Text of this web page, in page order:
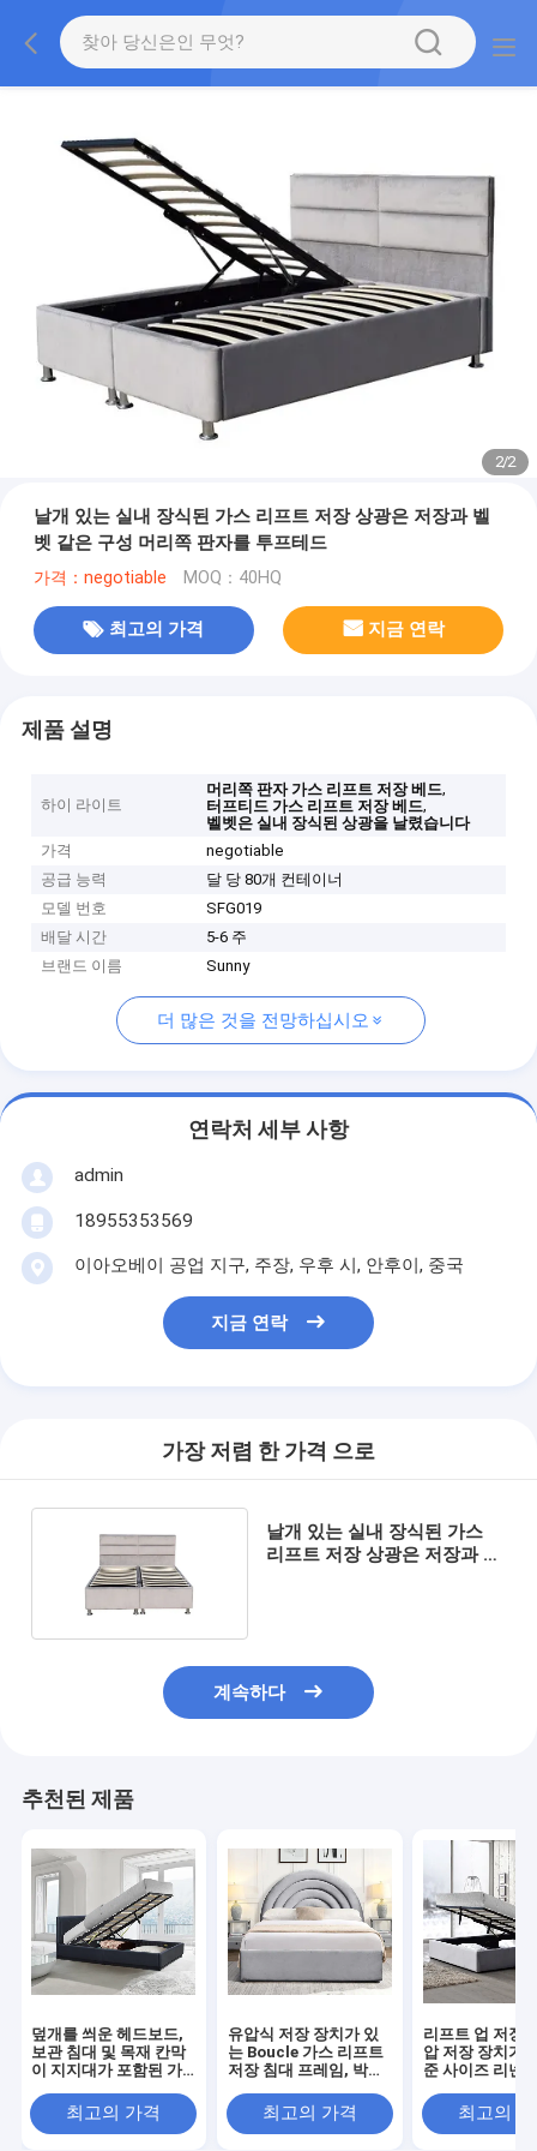
2/2
날개 있는 실내 장식된 가스 리프트 저장 상광은 저장과 벨
벳 같은 구성 머리쪽 판자를 투프테드
가격：negotiable MOQ：40HQ
최고의 가격 지금 연락
제품 설명
하이 라이트
머리쪽 판자 가스 리프트 저장 베드,
터프티드 가스 리프트 저장 베드,
벨벳은 실내 장식된 상광을 날렸습니다
가격
negotiable
공급 능력
달 당 80개 컨테이너
모델 번호
SFG019
배달 시간
5-6 주
브랜드 이름
Sunny
더 많은 것을 전망하십시오
연락처 세부 사항
admin
18955353569
이아오베이 공업 지구, 주장, 우후 시, 안후이, 중국
지금 연락
가장 저렴 한 가격 으로
날개 있는 실내 장식된 가스
리프트 저장 상광은 저장과 벨
계속하다
추천된 제품
덮개를 씌운 헤드보드,
보관 침대 및 목재 칸막
이 지지대가 포함된 가
간편한 조립
최고의 가격
유압식 저장 장치가 있
는 Boucle 가스 리프트
저장 침대 프레임, 박스
최고의 가격
리프트 업 저장
압 저장 장치가
준 사이즈 리넨
최고의